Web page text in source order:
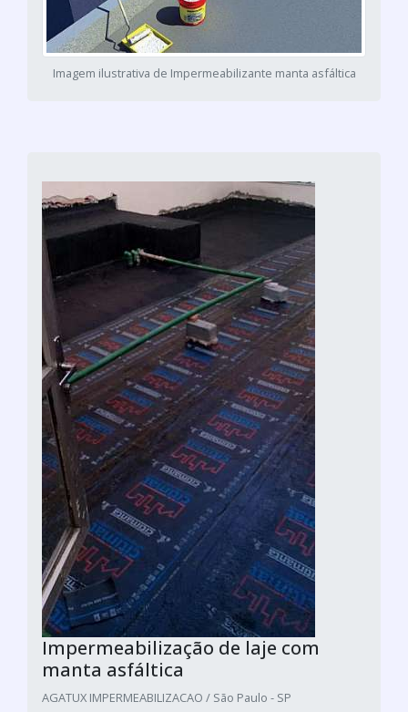
Imagem ilustrativa de Impermeabilizante manta asfáltica
Impermeabilização de laje com
manta asfáltica
AGATUX IMPERMEABILIZACAO / São Paulo - SP